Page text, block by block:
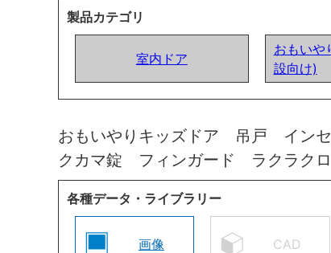
製品カテゴリ
室内ドア
おもいや
設向け)
おもいやりキッズドア 吊戸 イン
クカマ錠 フィンガード ラクラクロ
各種データ・ライブラリー
画像 CAD